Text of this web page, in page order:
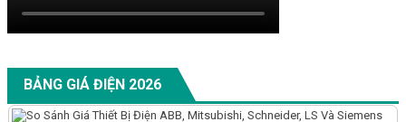
BẢNG GIÁ ĐIỆN 2026